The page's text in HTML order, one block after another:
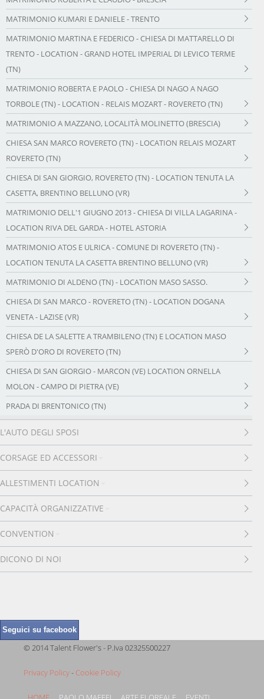
MATRIMONIO KUMARI E DANIELE - TRENTO
MATRIMONIO MARTINA E FEDERICO - CHIESA DI MATTARELLO DI
TRENTO - LOCATION - GRAND HOTEL IMPERIAL DI LEVICO TERME
(TN)
MATRIMONIO ROBERTA E PAOLO - CHIESA DI NAGO A NAGO
TORBOLE (TN) - LOCATION - RELAIS MOZART - ROVERETO (TN)
MATRIMONIO A MAZZANO, LOCALITÀ MOLINETTO (BRESCIA)
CHIESA SAN MARCO ROVERETO (TN) - LOCATION RELAIS MOZART
ROVERETO (TN)
CHIESA DI SAN GIORGIO, ROVERETO (TN) - LOCATION TENUTA LA
CASETTA, BRENTINO BELLUNO (VR)
MATRIMONIO DELL'1 GIUGNO 2013 - CHIESA DI VILLA LAGARINA -
LOCATION RIVA DEL GARDA - HOTEL ASTORIA
MATRIMONIO ATOS E ULRICA - COMUNE DI ROVERETO (TN) -
LOCATION TENUTA LA CASETTA BRENTINO BELLUNO (VR)
MATRIMONIO DI ALDENO (TN) - LOCATION MASO SASSO.
CHIESA DI SAN MARCO - ROVERETO (TN) - LOCATION DOGANA
VENETA - LAZISE (VR)
CHIESA DE LA SALETTE A TRAMBILENO (TN) E LOCATION MASO
SPERÒ D'ORO DI ROVERETO (TN)
CHIESA DI SAN GIORGIO - MARCON (VE) LOCATION ORNELLA
MOLON - CAMPO DI PIETRA (VE)
PRADA DI BRENTONICO (TN)
L'AUTO DEGLI SPOSI
CORSAGE ED ACCESSORI
ALLESTIMENTI LOCATION
CAPACITÀ ORGANIZZATIVE
CONVENTION
DICONO DI NOI
Seguici su facebook
© 2014 Talent Flower's - P.Iva 02325500227
Privacy Policy- Cookie Policy